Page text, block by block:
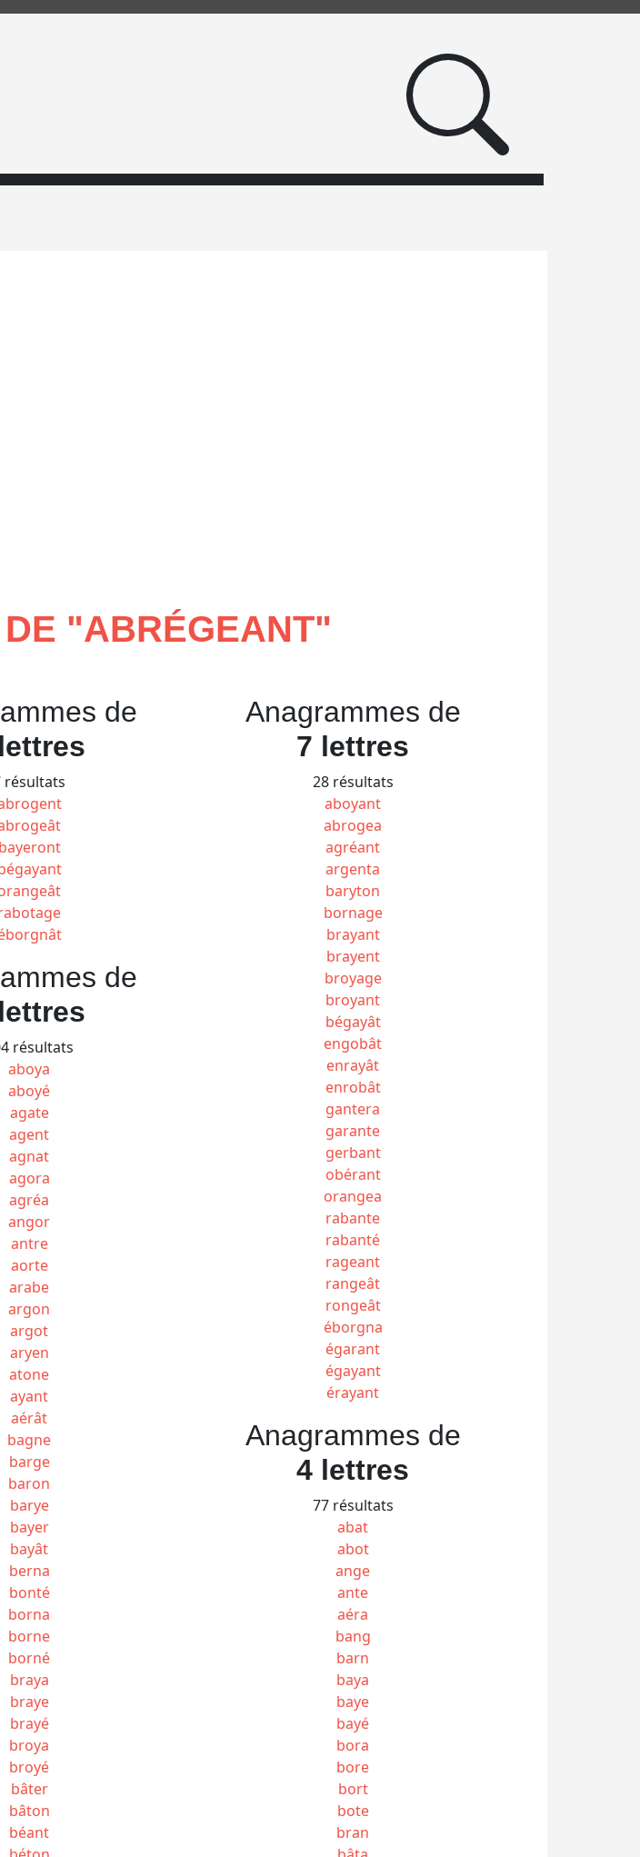
"ABRÉGEANT"
de
résultats
bayeront
Anagrammes de
7 lettres
28 résultats
aboyant
abrogea
agréant
argenta
baryton
bornage
brayant
brayent
broyage
broyant
bégayât
engobât
enrayât
enrobât
gantera
garante
gerbant
obérant
orangea
rabante
rabanté
rageant
rangeât
rongeât
éborgna
égarant
égayant
érayant
de
résultats
aboya
aboyé
agate
agent
agnat
agora
agréa
angor
antre
aorte
arabe
argon
argot
aryen
atone
ayant
aérât
bagne
barge
baron
barye
bayer
bayât
berna
bonté
borna
borne
borné
braya
braye
brayé
broya
broyé
bâter
bâton
béant
Anagrammes de
4 lettres
77 résultats
abat
abot
ange
ante
aéra
bang
barn
baya
baye
bayé
bora
bore
bort
bote
bran